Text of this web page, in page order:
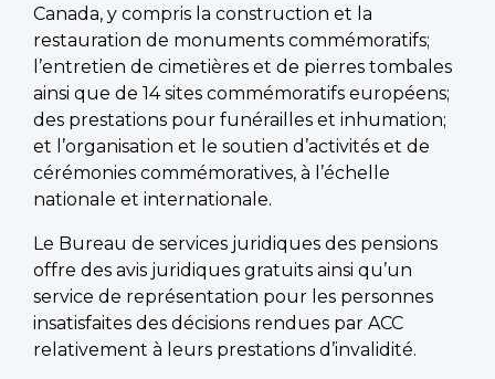
Canada, y compris la construction et la
restauration de monuments commémoratifs;
l’entretien de cimetières et de pierres tombales
ainsi que de 14 sites commémoratifs européens;
des prestations pour funérailles et inhumation;
et l’organisation et le soutien d’activités et de
cérémonies commémoratives, à l’échelle
nationale et internationale.
Le Bureau de services juridiques des pensions
offre des avis juridiques gratuits ainsi qu’un
service de représentation pour les personnes
insatisfaites des décisions rendues par ACC
relativement à leurs prestations d’invalidité.